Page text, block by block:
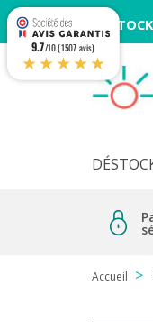
Accueil
9.7/10 (1507 avis)
★★★★★